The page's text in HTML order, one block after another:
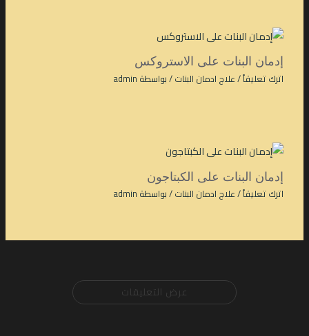
إدمان البنات على الاستروكس
اترك تعليقاً/علاج ادمان البنات/ بواسطة admin
إدمان البنات على الكبتاجون
اترك تعليقاً/علاج ادمان البنات/ بواسطة admin
عرض التعليقات